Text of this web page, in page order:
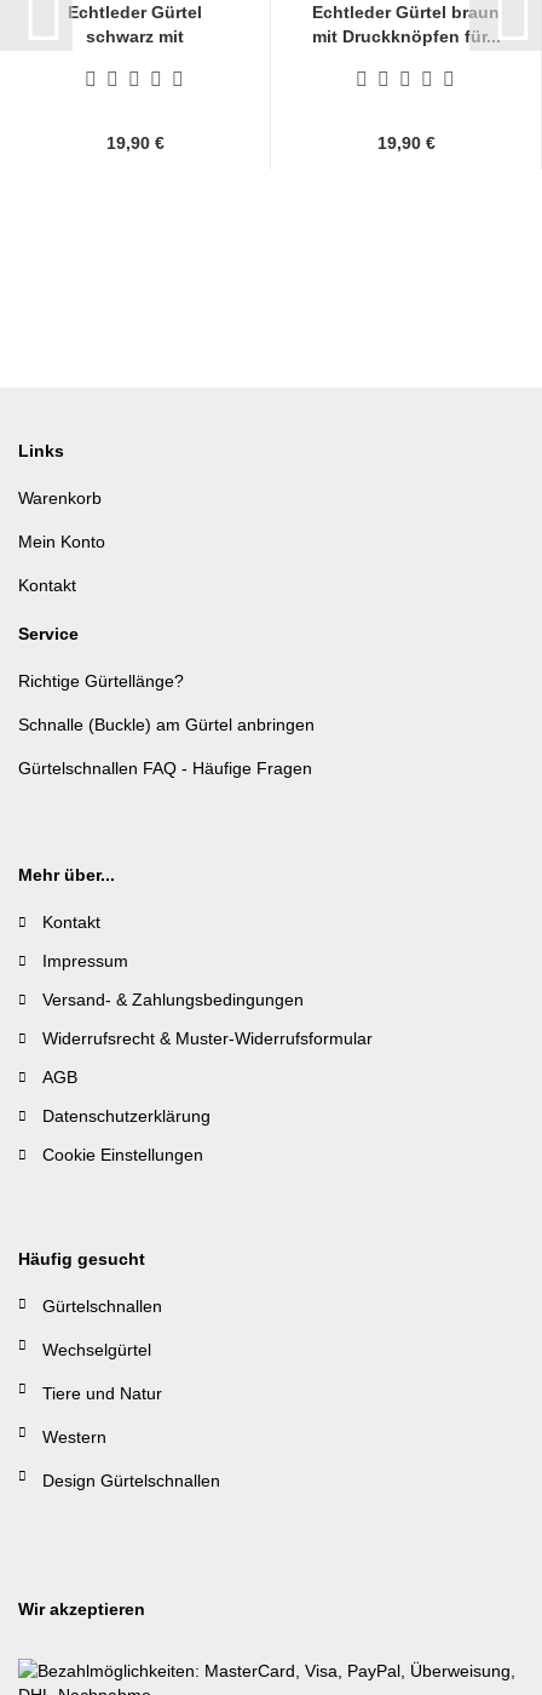
Echtleder Gürtel
schwarz mit
19,90 €
Echtleder Gürtel braun
mit Druckknöpfen für...
19,90 €
Links
Warenkorb
Mein Konto
Kontakt
Service
Richtige Gürtellänge?
Schnalle (Buckle) am Gürtel anbringen
Gürtelschnallen FAQ - Häufige Fragen
Mehr über...
Kontakt
Impressum
Versand- & Zahlungsbedingungen
Widerrufsrecht & Muster-Widerrufsformular
AGB
Datenschutzerklärung
Cookie Einstellungen
Häufig gesucht
Gürtelschnallen
Wechselgürtel
Tiere und Natur
Western
Design Gürtelschnallen
Wir akzeptieren